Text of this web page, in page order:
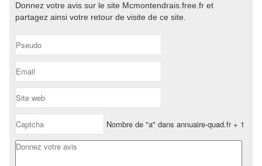
Donnez votre avis sur le site Mcmontendrais.free.fr et
partagez ainsi votre retour de visite de ce site.
Nombre de "a" dans annuaire-quad.fr + 1